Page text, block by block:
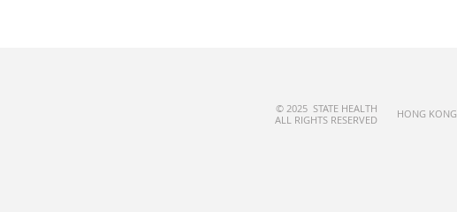
​HONG KONG
© 2025 STATE HEALTH
ALL RIGHTS RESERVED